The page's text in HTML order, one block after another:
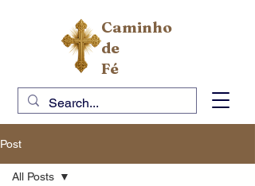
Caminho
de
Fé
Post
All Posts